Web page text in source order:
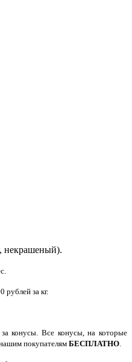
некрашеный).
рублей за кг.
конусы. Все конусы, на которые
покупателям БЕСПЛАТНО